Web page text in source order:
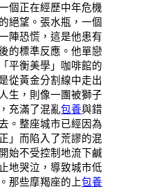
個正在經歷中年危機
絕望。張水瓶，一個
陣恐慌，這是他患有
的標準反應。他單戀
平衡美學」咖啡館的
從黃金分割線中走出
生，則像一團被獅子
充滿了混亂包養與錯
。整座城市已經因為
」而陷入了荒謬的混
始不受控制地流下鹹
地哭泣，導致城市低
那些摩羯座的上包養